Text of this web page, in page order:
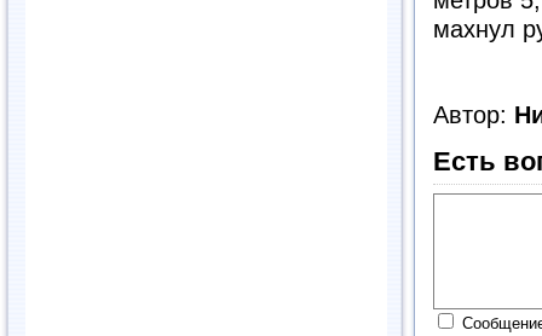
махнул
Автор:
Есть